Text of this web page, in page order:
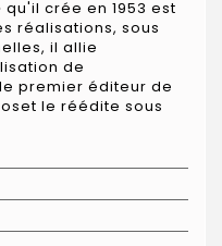
qu'il crée en 1953 est
réalisations, sous
il allie
de
premier éditeur de
le réédite sous